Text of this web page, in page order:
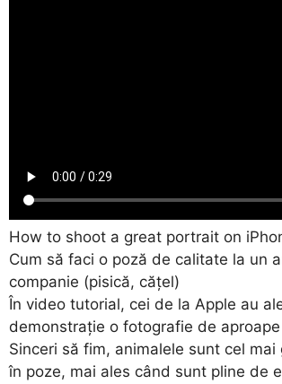
How to shoot a great portrait on
Cum să faci o poză de calitate la un
companie (pisică, cățel)
În video tutorial, cei de la Apple au
demonstrație o fotografie de
Sinceri să fim, animalele sunt cel mai
în poze, mai ales când sunt pline de